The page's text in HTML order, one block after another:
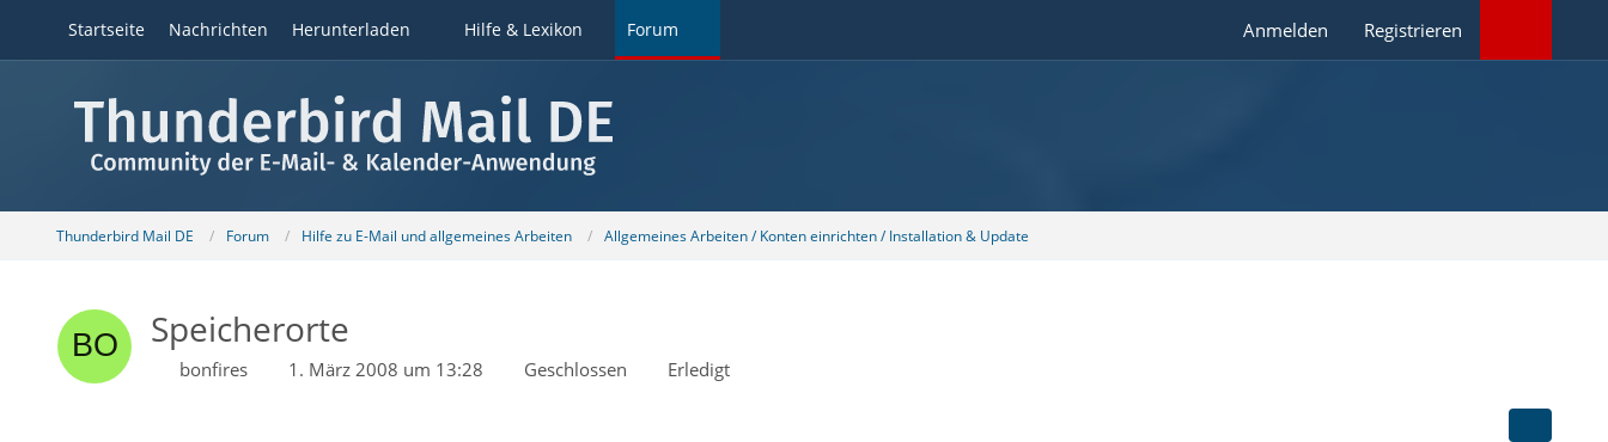
Startseite Nachrichten Herunterladen Hilfe & Lexikon Forum Anmelden Registrieren
Thunderbird Mail DE Forum Hilfe zu E-Mail und allgemeines Arbeiten Allgemeines Arbeiten / Konten einrichten / Installation & Update
Speicherorte
bonfires 1. März 2008 um 13:28 Geschlossen Erledigt